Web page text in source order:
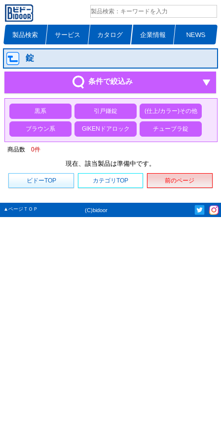
製品検索 サービス カタログ 企業情報 NEWS
錠
条件で絞込み
黒系 引戸鎌錠 (仕上/カラー)その他
ブラウン系 GIKENドアロック チューブラ錠
商品数 0件
現在、該当製品は準備中です。
ビドーTOP カテゴリTOP 前のページ
▲ページＴＯＰ (C)bidoor